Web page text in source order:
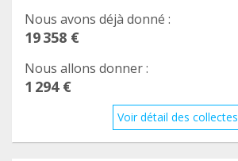
Nous avons déjà donné :
19 358 €
Nous allons donner :
1 294 €
Voir détail des collectes